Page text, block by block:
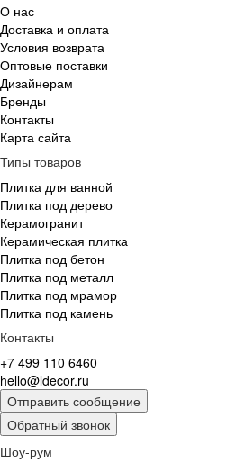
О нас
Доставка и оплата
Условия возврата
Оптовые поставки
Дизайнерам
Бренды
Контакты
Карта сайта
Типы товаров
Плитка для ванной
Плитка под дерево
Керамогранит
Керамическая плитка
Плитка под бетон
Плитка под металл
Плитка под мрамор
Плитка под камень
Контакты
+7 499 110 6460
hello@ldecor.ru
Отправить сообщение
Обратный звонок
Шоу-рум